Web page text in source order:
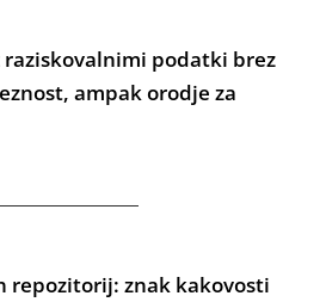
raziskovalnimi podatki brez
ampak orodje za
repozitorij: znak kakovosti